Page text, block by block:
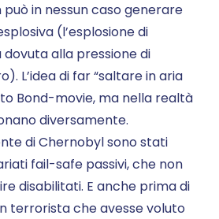
in nessun caso generare
(l’esplosione di
alla pressione di
L’idea di far “saltare in aria
Bond-movie, ma nella realtà
diversamente.
di Chernobyl sono stati
fail-safe passivi, che non
disabilitati. E anche prima di
terrorista che avesse voluto